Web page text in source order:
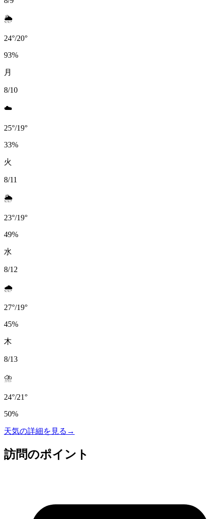
🌦️
24°/20°
93%
月
8/10
☁️
25°/19°
33%
火
8/11
🌦️
23°/19°
49%
水
8/12
🌧️
27°/19°
45%
木
8/13
⛈️
24°/21°
50%
天気の詳細を見る →
訪問のポイント